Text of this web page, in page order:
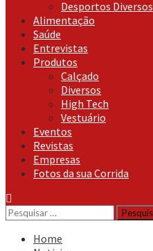
Desportos Diversos
Alimentação
Saúde
Entrevistas
Produtos
Calçado
Diversos
High Tech
Vestuário
Eventos
Revistas
Empresas
Fotos da sua Corrida
Pesquisar
por:
Home